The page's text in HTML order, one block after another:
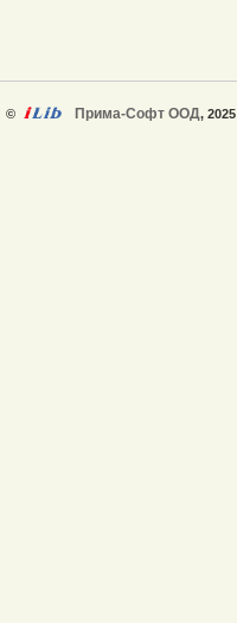
© Прима-Софт ООД, 2025